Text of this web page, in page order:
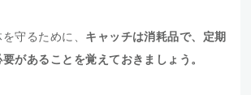
守るために、 キャッチは消耗品で、定期
があることを覚えておきましょう。